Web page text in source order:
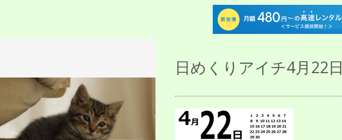
場
日めくりアイチ4月22日